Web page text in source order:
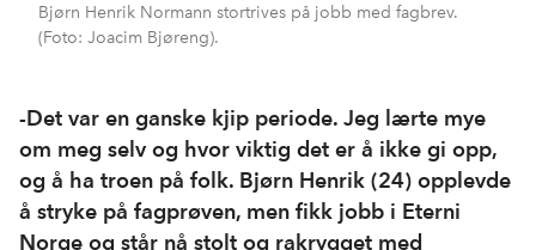
Bjørn Henrik Normann stortrives på jobb med fagbrev.
(Foto: Joacim Bjøreng).
-Det var en ganske kjip periode. Jeg lærte mye
om meg selv og hvor viktig det er å ikke gi opp,
og å ha troen på folk. Bjørn Henrik (24) opplevde
å stryke på fagprøven, men fikk jobb i Eterni
Norge og står nå stolt og rakrygget med